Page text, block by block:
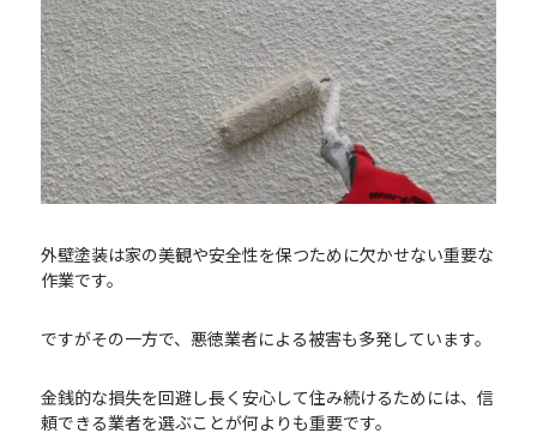
外壁塗装は家の美観や安全性を保つために欠かせない重要な
作業です。
ですがその一方で、悪徳業者による被害も多発しています。
金銭的な損失を回避し長く安心して住み続けるためには、信
頼できる業者を選ぶことが何よりも重要です。